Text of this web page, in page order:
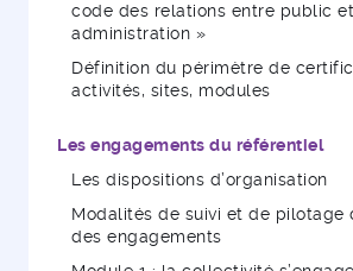
code des relations entre public et
administration »
Définition du périmètre de
activités, sites, modules
Les engagements du référentiel
Les dispositions d’organisation
Modalités de suivi et de pilotage
des engagements